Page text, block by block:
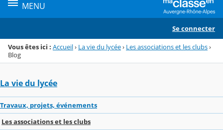
MENU
Se connecter
Vous êtes ici : Accueil› La vie du lycée› Les associations et les clubs›
Blog
La vie du lycée
Travaux, projets, événements
Les associations et les clubs